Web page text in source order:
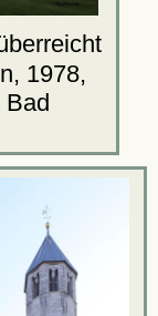
1978,
Bad